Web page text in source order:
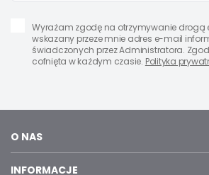
Wyrażam zgodę na otrzymywanie drogą
wskazany przeze mnie adres e-mail
świadczonych przez Administratora.
cofnięta w każdym czasie. Polityka
O NAS
INFORMACJE